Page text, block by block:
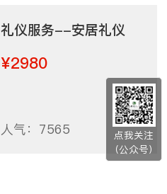
礼仪服务--安居礼仪
¥2980
人气：7565
点我关注
（公众号）